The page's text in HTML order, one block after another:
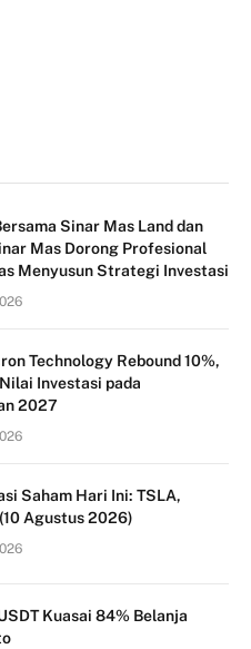
Sinar Mas Land dan
Mas Dorong Profesional
Menyusun Strategi Investasi
Technology Rebound 10%,
Investasi pada
2027
Saham Hari Ini: TSLA,
Agustus 2026)
Kuasai 84% Belanja